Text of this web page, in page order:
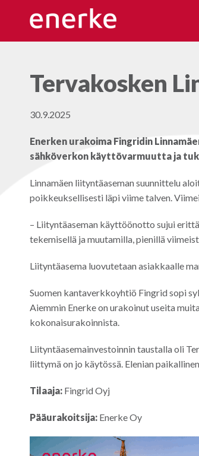
sisältöön
Tervakosken
30.9.2025
Enerken urakoima Fingridin
sähköverkon käyttövarmuutta ja
Linnamäen liityntäaseman suunnittelu
poikkeuksellisesti läpi viime talven.
– Liityntäaseman käyttöönotto sujui
tekemisellä ja muutamilla, pienillä
Liityntäasema luovutetaan asiakkaalle
Suomen kantaverkkoyhtiö Fingrid sopi
Aiemmin Enerke on urakoinut useita
kokonaisurakoinnista.
Liityntäasemainvestoinnin taustalla oli
liittymä on jo käytössä. Elenian
Tilaaja: Fingrid Oyj
Pääurakoitsija: Enerke Oy